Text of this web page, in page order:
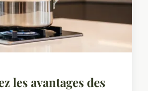
les avantages des